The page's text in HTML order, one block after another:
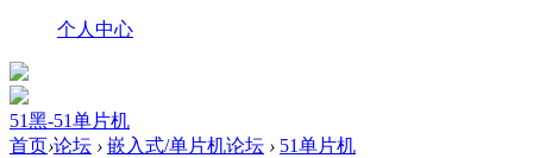
个人中心
51黑-51单片机
首页›论坛 › 嵌入式/单片机论坛 › 51单片机